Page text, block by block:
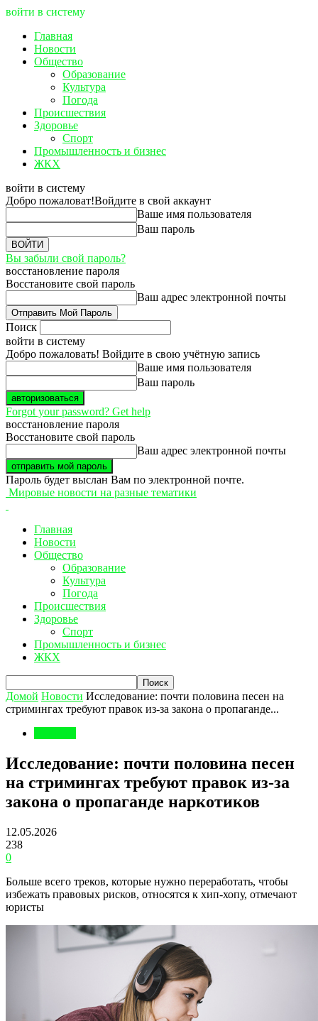
войти в систему
Главная
Новости
Общество
Образование
Культура
Погода
Происшествия
Здоровье
Спорт
Промышленность и бизнес
ЖКХ
войти в систему
Добро пожаловат!Войдите в свой аккаунт
Ваше имя пользователя
Ваш пароль
Вы забыли свой пароль?
восстановление пароля
Восстановите свой пароль
Ваш адрес электронной почты
Поиск
войти в систему
Добро пожаловать! Войдите в свою учётную запись
Ваше имя пользователя
Ваш пароль
Forgot your password? Get help
восстановление пароля
Восстановите свой пароль
Ваш адрес электронной почты
Пароль будет выслан Вам по электронной почте.
Мировые новости на разные тематики
Главная
Новости
Общество
Образование
Культура
Погода
Происшествия
Здоровье
Спорт
Промышленность и бизнес
ЖКХ
Домой Новости Исследование: почти половина песен на
стримингах требуют правок из-за закона о пропаганде...
Исследование: почти половина песен
на стримингах требуют правок из-за
закона о пропаганде наркотиков
12.05.2026
238
0
Больше всего треков, которые нужно переработать, чтобы
избежать правовых рисков, относятся к хип-хопу, отмечают
юристы